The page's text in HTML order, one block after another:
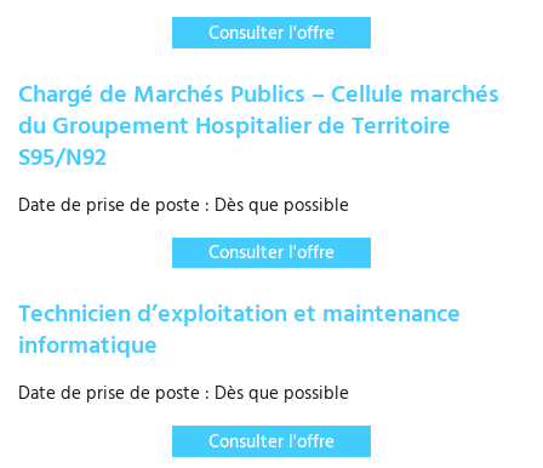
Consulter l'offre
Chargé de Marchés Publics – Cellule marchés
du Groupement Hospitalier de Territoire
S95/N92
Date de prise de poste : Dès que possible
Consulter l'offre
Technicien d’exploitation et maintenance
informatique
Date de prise de poste : Dès que possible
Consulter l'offre